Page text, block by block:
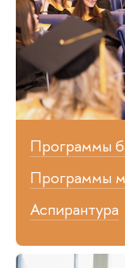
Программы
Программы
Аспирантура